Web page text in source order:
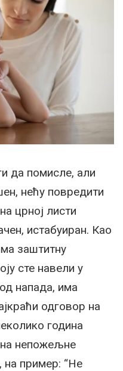
да помисле, али
нећу повредити
црној листи
истабуиран. Као
заштитну
сте навели у
напада, има
одговор на
година
непожељне
пример: “Не